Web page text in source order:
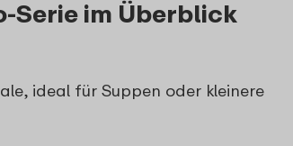
Serie im Überblick
ideal für Suppen oder kleinere